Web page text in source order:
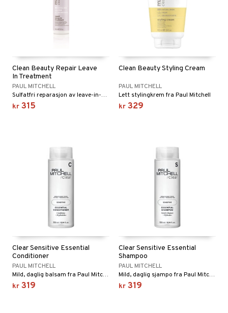
Clean Beauty Repair Leave
In Treatment
PAUL MITCHELL
Sulfatfri reparasjon av leave-in-balsam fra Paul Mitchell
kr 315
Clean Beauty Styling Cream
PAUL MITCHELL
Lett stylingkrem fra Paul Mitchell
kr 329
Clear Sensitive Essential
Conditioner
PAUL MITCHELL
Mild, daglig balsam fra Paul Mitchell
kr 319
Clear Sensitive Essential
Shampoo
PAUL MITCHELL
Mild, daglig sjampo fra Paul Mitchell
kr 319